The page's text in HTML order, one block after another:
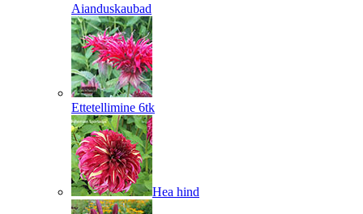
Aianduskaubad
Ettetellimine 6tk
Hea hind